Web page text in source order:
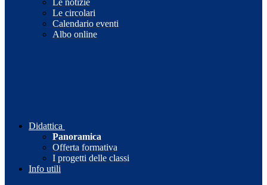
Le notizie
Le circolari
Calendario eventi
Albo online
Didattica
Panoramica
Offerta formativa
I progetti delle classi
Info utili